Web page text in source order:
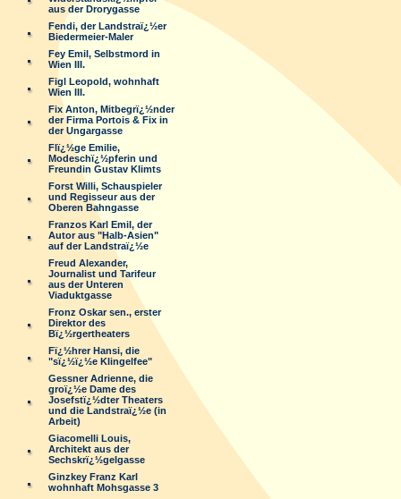
aus der Drorygasse
Fendi, der Landstraï¿½er
Biedermeier-Maler
Fey Emil, Selbstmord in
Wien III.
Figl Leopold, wohnhaft
Wien III.
Fix Anton, Mitbegrï¿½nder
der Firma Portois & Fix in
der Ungargasse
Flï¿½ge Emilie,
Modeschï¿½pferin und
Freundin Gustav Klimts
Forst Willi, Schauspieler
und Regisseur aus der
Oberen Bahngasse
Franzos Karl Emil, der
Autor aus "Halb-Asien"
auf der Landstraï¿½e
Freud Alexander,
Journalist und Tarifeur
aus der Unteren
Viaduktgasse
Fronz Oskar sen., erster
Direktor des
Bï¿½rgertheaters
Fï¿½hrer Hansi, die
"sï¿½ï¿½e Klingelfee"
Gessner Adrienne, die
groï¿½e Dame des
Josefstï¿½dter Theaters
und die Landstraï¿½e (in
Arbeit)
Giacomelli Louis,
Architekt aus der
Sechskrï¿½gelgasse
Ginzkey Franz Karl
wohnhaft Mohsgasse 3